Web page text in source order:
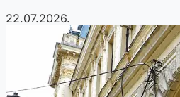
22.07.2026.